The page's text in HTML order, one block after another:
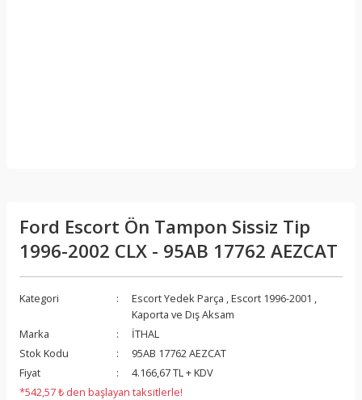
Ford Escort Ön Tampon Sissiz Tip
1996-2002 CLX - 95AB 17762 AEZCAT
Kategori Escort Yedek Parça ,Escort 1996-2001 ,
Kaporta ve Dış Aksam
Marka
İTHAL
Stok Kodu
95AB 17762 AEZCAT
Fiyat
4.166,67 TL + KDV
*542,57 ₺ den başlayan taksitlerle!